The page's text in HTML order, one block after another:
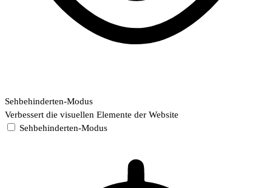
Sehbehinderten-Modus
Verbessert die visuellen Elemente der Website
Sehbehinderten-Modus